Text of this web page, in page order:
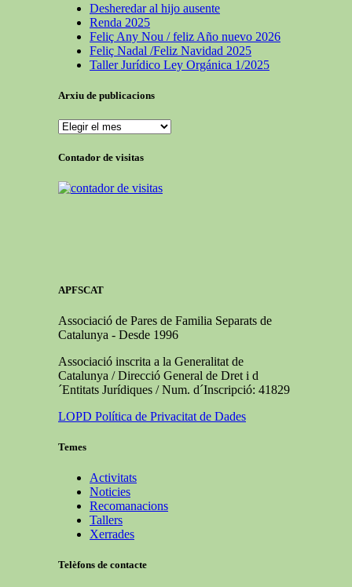
Desheredar al hijo ausente
Renda 2025
Feliç Any Nou / feliz Año nuevo 2026
Feliç Nadal /Feliz Navidad 2025
Taller Jurídico Ley Orgánica 1/2025
Arxiu de publicacions
Arxiu
publicacions
Contador de visitas
APFSCAT
Associació de Pares de Familia Separats de
Catalunya - Desde 1996
Associació inscrita a la Generalitat de
Catalunya / Direcció General de Dret i d
´Entitats Jurídiques / Num. d´Inscripció: 41829
LOPD Política de Privacitat de Dades
Temes
Activitats
Noticies
Recomanacions
Tallers
Xerrades
Telèfons de contacte